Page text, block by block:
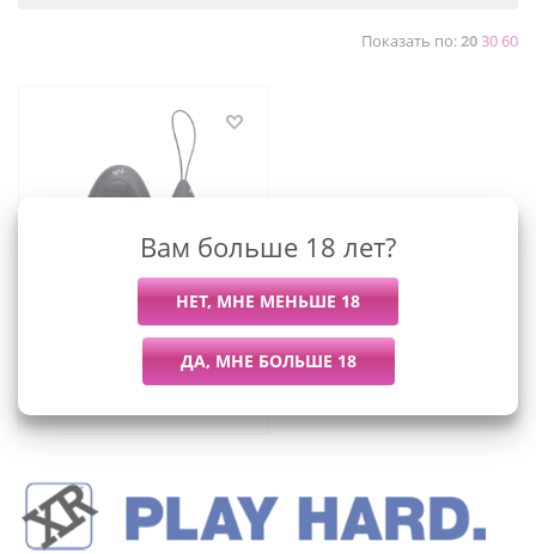
Показать по:203060
Bang! - виброяйцо с
пультом дистанционного
управления, 6х3.3 см
руб./шт
Вам больше 18 лет?